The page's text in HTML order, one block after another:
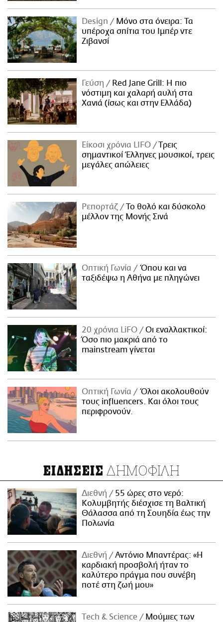
Design
Μόνο στα όνειρα: Τα
υπέροχα σπίτια του Ιμπέρ ντε
Ζιβανσί
Γεύση
Red Jane Grill: Η πιο
νόστιμη και χαλαρή αυλή στα
Χανιά (ίσως και στην Ελλάδα)
Είκοσι χρόνια LIFO
Tρεις
σημαντικοί Έλληνες μουσικοί, τρεις
μεγάλες απώλειες
Ρεπορτάζ
Το θολό και δύσκολο
μέλλον της Μονής Σινά
Οπτική Γωνία
Όπου και να
ταξιδέψω η Αθήνα με πληγώνει
20 χρόνια LiFO
Οι εναλλακτικοί:
Όσο πιο μακριά από το
mainstream γίνεται
Οπτική Γωνία
Όλοι ακολουθούν
τους influencers. Και όλοι τους
περιφρονούν.
ΕΙΔΗΣΕΙΣ ΔΗΜΟΦΙΛΗ
Διεθνή
55 ώρες στο νερό:
Κολυμβητής διέσχισε τη Βαλτική
Θάλασσα από τη Σουηδία έως την
Πολωνία
Διεθνή
Αντόνιο Μπαντέρας: «Η
καρδιακή προσβολή ήταν το
καλύτερο πράγμα που συνέβη
ποτέ στη ζωή μου»
Τech & Science Μούμιες των